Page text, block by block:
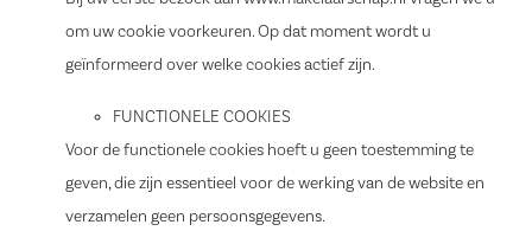
om uw cookie voorkeuren. Op dat moment wordt u
geïnformeerd over welke cookies actief zijn.
FUNCTIONELE COOKIES
Voor de functionele cookies hoeft u geen toestemming te
geven, die zijn essentieel voor de werking van de website en
verzamelen geen persoonsgegevens.